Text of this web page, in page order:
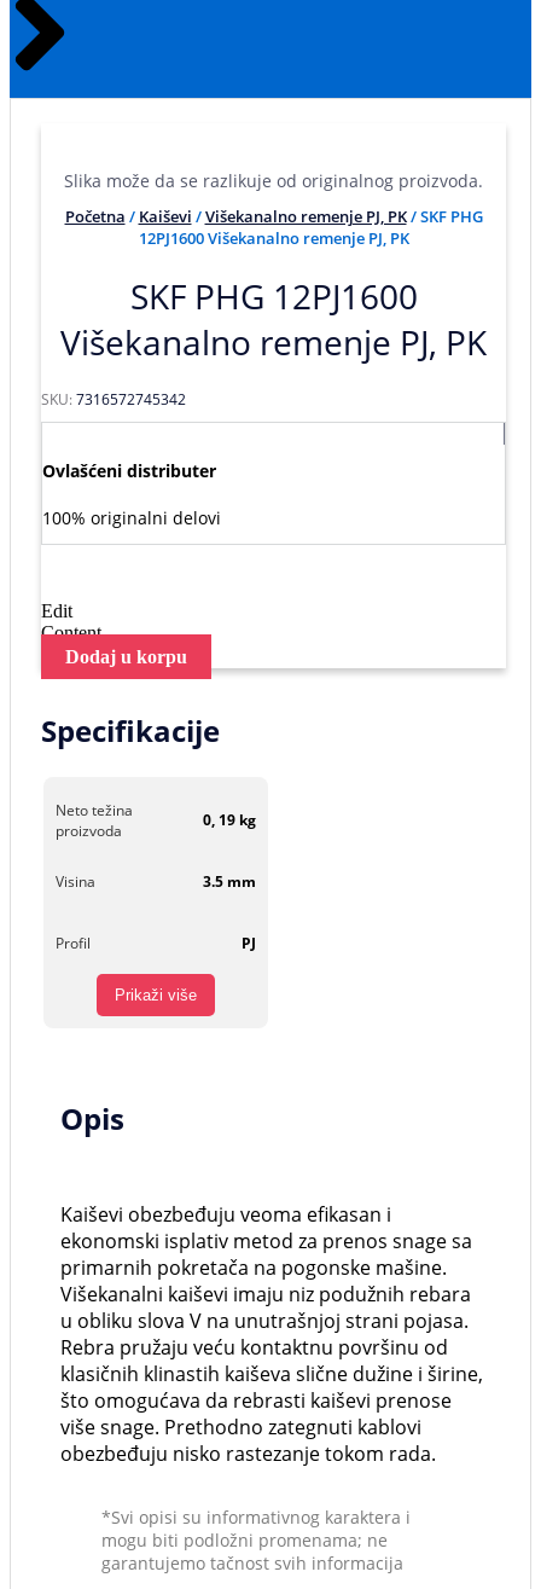
Slika može da se razlikuje od originalnog proizvoda.
Početna / Kaiševi /Višekanalno remenje PJ, PK/ SKF PHG
12PJ1600 Višekanalno remenje PJ, PK
SKF PHG 12PJ1600
Višekanalno remenje PJ, PK
SKU:7316572745342
Ovlašćeni distributer
100% originalni delovi
Edit
Content
Dodaj u korpu
Specifikacije
Neto težina
proizvoda
0, 19 kg
Visina 3.5 mm
Profil PJ
Prikaži više
Opis
Kaiševi obezbeđuju veoma efikasan i
ekonomski isplativ metod za prenos snage sa
primarnih pokretača na pogonske mašine.
Višekanalni kaiševi imaju niz podužnih rebara
u obliku slova V na unutrašnjoj strani pojasa.
Rebra pružaju veću kontaktnu površinu od
klasičnih klinastih kaiševa slične dužine i širine,
što omogućava da rebrasti kaiševi prenose
više snage. Prethodno zategnuti kablovi
obezbeđuju nisko rastezanje tokom rada.
*Svi opisi su informativnog karaktera i
mogu biti podložni promenama; ne
garantujemo tačnost svih informacija